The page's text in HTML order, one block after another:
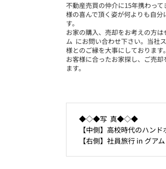
不動産売買の仲介に15年携わっ
様の喜んで頂く姿が何よりも自分
す。
お家の購入、売却をお考えの方は
ム にお問い合わせ下さい。当社
様とのご縁を大事にしております。
お客様に合ったお家探し、ご売却
ます。
◆◇◆写 真◆◇◆
【中側】高校時代のハン
【右側】社員旅行 in グア